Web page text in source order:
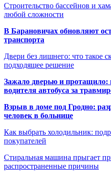
Строительство бассейнов и
любой сложности
В Барановичах обновляют
транспорта
Двери без лишнего: что такое
подходящее решение
Зажало дверью и протащило:
водителя автобуса за
Взрыв в доме под Гродно:
человек в больнице
Как выбрать холодильник:
покупателей
Стиральная машина прыгает
распространенные причины